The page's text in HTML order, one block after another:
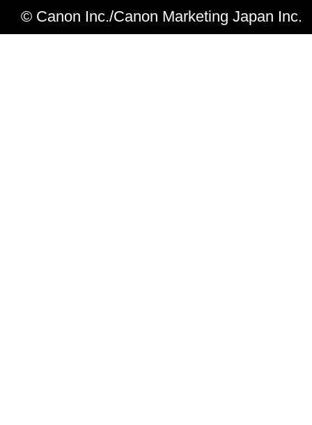
ジョブオーナー名の外部設定に対応し
© Canon Inc./Canon Marketing Japan Inc.